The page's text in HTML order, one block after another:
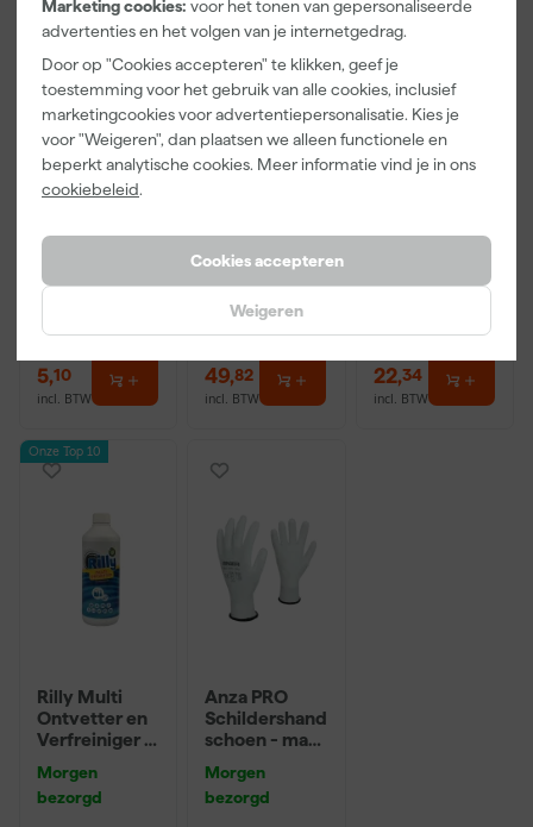
Marketing cookies: voor het tonen van gepersonaliseerde
advertenties en het volgen van je internetgedrag.
Door op "Cookies accepteren" te klikken, geef je
toestemming voor het gebruik van alle cookies, inclusief
marketingcookies voor advertentiepersonalisatie. Kies je
voor "Weigeren", dan plaatsen we alleen functionele en
beperkt analytische cookies. Meer informatie vind je in ons
cookiebeleid.
Cookies accepteren
Weigeren
Anza PRO
Maxi Viltroller
bezorgd
Adviesprijs
5,10
incl. BTW
Alabastine
Morgen
49,82
incl. BTW
Alabastine
Hout - Pasta -
22,34
incl. BTW
Onze Top 10
Rilly Multi
Ontvetter en
Verfreiniger –
Morgen
bezorgd
Anza PRO
Schildershand
schoen - maat
Morgen
bezorgd